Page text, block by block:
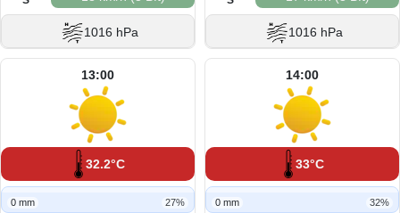
1016 hPa 1016 hPa
13:00
32.2°C
0 mm 27%
14:00
33°C
0 mm 32%